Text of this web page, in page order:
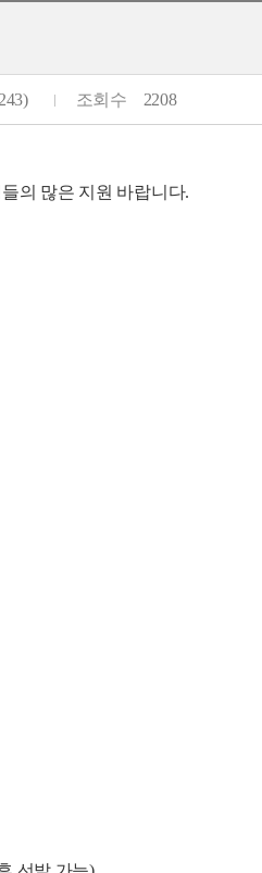
조회수 2208
의 많은 지원 바랍니다.